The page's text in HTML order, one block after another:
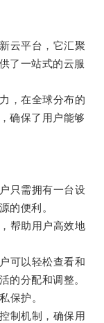
云平台，它汇聚
了一站式的云服
，在全球分布的
确保了用户能够
只需拥有一台设
的便利。
帮助用户高效地
可以轻松查看和
的分配和调整。
保护。
制机制，确保用